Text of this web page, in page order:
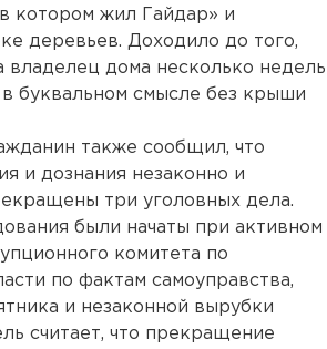
котором жил Гайдар» и
деревьев. Доходило до того,
владелец дома несколько недель
буквальном смысле без крыши
также сообщил, что
и дознания незаконно и
три уголовных дела.
были начаты при активном
комитета по
по фактам самоуправства,
и незаконной вырубки
считает, что прекращение